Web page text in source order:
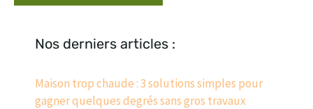
Nos derniers articles :
Maison trop chaude : 3 solutions simples pour
gagner quelques degrés sans gros travaux